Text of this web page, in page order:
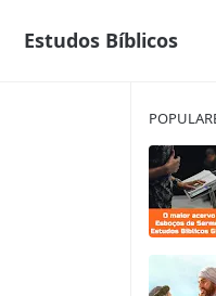
Estudos Bíblicos